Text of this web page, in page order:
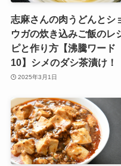
志麻さんの肉うどんとシ
ウガの炊き込みご飯のレ
ピと作り方【沸騰ワード
10】シメのダシ茶漬け！
2025年3月1日